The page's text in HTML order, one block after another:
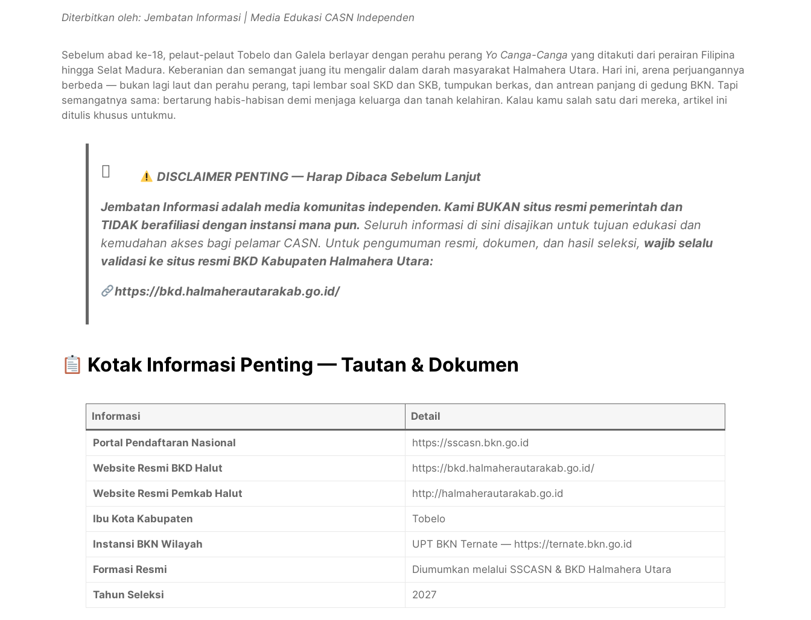
Diterbitkan oleh: Jembatan Informasi | Media Edukasi CASN Independen
Sebelum abad ke-18, pelaut-pelaut Tobelo dan Galela berlayar dengan perahu perang Yo Canga-Canga yang ditakuti dari perairan Filipina
hingga Selat Madura. Keberanian dan semangat juang itu mengalir dalam darah masyarakat Halmahera Utara. Hari ini, arena perjuangannya
berbeda — bukan lagi laut dan perahu perang, tapi lembar soal SKD dan SKB, tumpukan berkas, dan antrean panjang di gedung BKN. Tapi
semangatnya sama: bertarung habis-habisan demi menjaga keluarga dan tanah kelahiran. Kalau kamu salah satu dari mereka, artikel ini
ditulis khusus untukmu.
DISCLAIMER PENTING — Harap Dibaca Sebelum Lanjut
Jembatan Informasi adalah media komunitas independen. Kami BUKAN situs resmi pemerintah dan
TIDAK berafiliasi dengan instansi mana pun. Seluruh informasi di sini disajikan untuk tujuan edukasi dan
kemudahan akses bagi pelamar CASN. Untuk pengumuman resmi, dokumen, dan hasil seleksi, wajib selalu
validasi ke situs resmi BKD Kabupaten Halmahera Utara:
https://bkd.halmaherautarakab.go.id/
Kotak Informasi Penting — Tautan & Dokumen
Informasi Detail
Portal Pendaftaran Nasional https://sscasn.bkn.go.id
Website Resmi BKD Halut https://bkd.halmaherautarakab.go.id/
Website Resmi Pemkab Halut http://halmaherautarakab.go.id
Ibu Kota Kabupaten Tobelo
Instansi BKN Wilayah UPT BKN Ternate — https://ternate.bkn.go.id
Formasi Resmi Diumumkan melalui SSCASN & BKD Halmahera Utara
Tahun Seleksi 2027